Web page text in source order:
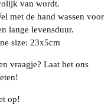
van wordt.
met de hand wassen voor
lange levensduur.
size: 23x5cm
vraagje? Laat het ons
op!